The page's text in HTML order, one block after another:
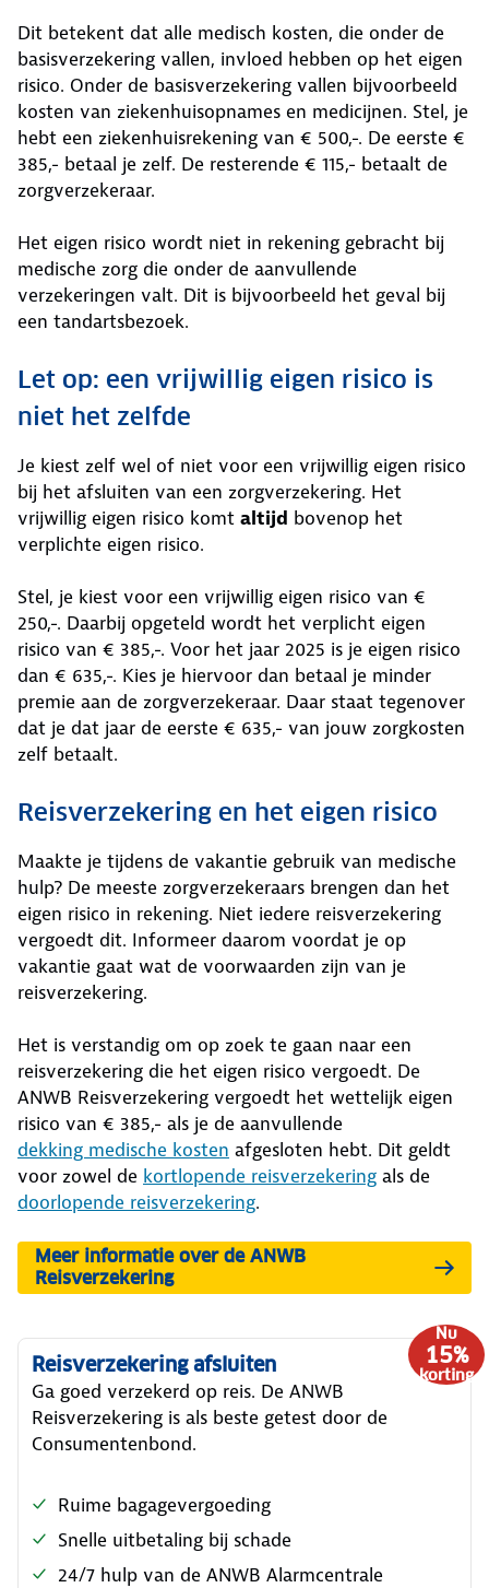
Dit betekent dat alle medisch kosten, die onder de
basisverzekering vallen, invloed hebben op het eigen
risico. Onder de basisverzekering vallen bijvoorbeeld
kosten van ziekenhuisopnames en medicijnen. Stel, je
hebt een ziekenhuisrekening van € 500,-. De eerste €
385,- betaal je zelf. De resterende € 115,- betaalt de
zorgverzekeraar.
Het eigen risico wordt niet in rekening gebracht bij
medische zorg die onder de aanvullende
verzekeringen valt. Dit is bijvoorbeeld het geval bij
een tandartsbezoek.
Let op: een vrijwillig eigen risico is
niet het zelfde
Je kiest zelf wel of niet voor een vrijwillig eigen risico
bij het afsluiten van een zorgverzekering. Het
vrijwillig eigen risico komt altijd bovenop het
verplichte eigen risico.
Stel, je kiest voor een vrijwillig eigen risico van €
250,-. Daarbij opgeteld wordt het verplicht eigen
risico van € 385,-. Voor het jaar 2025 is je eigen risico
dan € 635,-. Kies je hiervoor dan betaal je minder
premie aan de zorgverzekeraar. Daar staat tegenover
dat je dat jaar de eerste € 635,- van jouw zorgkosten
zelf betaalt.
Reisverzekering en het eigen risico
Maakte je tijdens de vakantie gebruik van medische
hulp? De meeste zorgverzekeraars brengen dan het
eigen risico in rekening. Niet iedere reisverzekering
vergoedt dit. Informeer daarom voordat je op
vakantie gaat wat de voorwaarden zijn van je
reisverzekering.
Het is verstandig om op zoek te gaan naar een
reisverzekering die het eigen risico vergoedt. De
ANWB Reisverzekering vergoedt het wettelijk eigen
risico van € 385,- als je de aanvullende
dekking medische kosten afgesloten hebt. Dit geldt
voor zowel de kortlopende reisverzekering als de
doorlopende reisverzekering.
Meer informatie over de ANWB
Reisverzekering
Nu
15%
korting
Reisverzekering afsluiten
Ga goed verzekerd op reis. De ANWB
Reisverzekering is als beste getest door de
Consumentenbond.
Ruime bagagevergoeding
Snelle uitbetaling bij schade
24/7 hulp van de ANWB Alarmcentrale